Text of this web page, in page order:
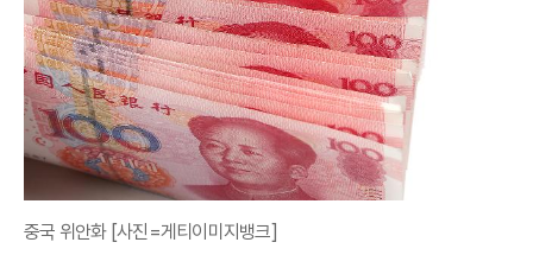
중국 위안화 [사진=게티이미지뱅크]